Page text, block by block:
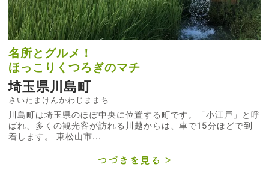
名所とグルメ！
ほっこりくつろぎのマチ
埼玉県川島町
さいたまけんかわじままち
川島町は埼玉県のほぼ中央に位置する町です。「小江戸」と呼
ばれ、多くの観光客が訪れる川越からは、車で15分ほどで到
着します。 東松山市...
つづきを見る